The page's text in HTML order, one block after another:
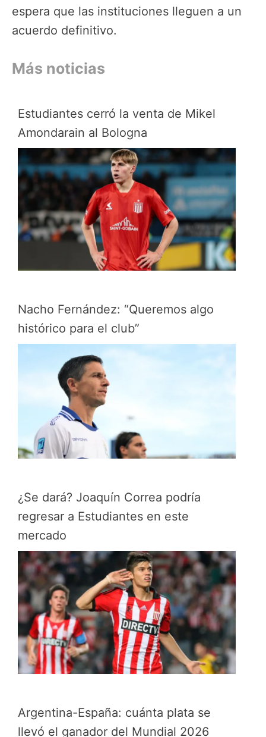
espera que las instituciones lleguen a un
acuerdo definitivo.
Más noticias
Estudiantes cerró la venta de Mikel
Amondarain al Bologna
Nacho Fernández: “Queremos algo
histórico para el club”
¿Se dará? Joaquín Correa podría
regresar a Estudiantes en este
mercado
Argentina-España: cuánta plata se
llevó el ganador del Mundial 2026